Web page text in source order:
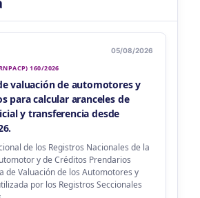
05/08/2026
160/2026
valuación de automotores y
para calcular aranceles de
y transferencia desde
de los Registros Nacionales de la
y de Créditos Prendarios
de Valuación de los Automotores y
por los Registros Seccionales